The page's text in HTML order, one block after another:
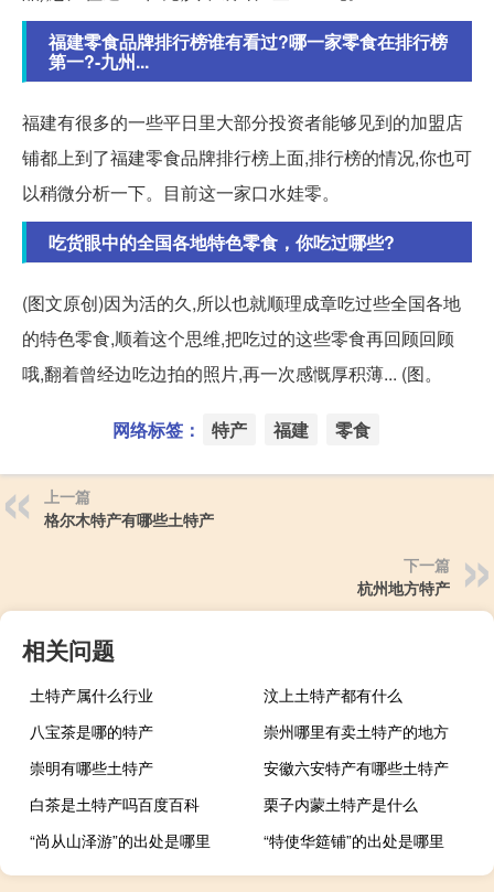
福建零食品牌排行榜谁有看过?哪一家零食在排行榜
第一?-九州...
福建有很多的一些平日里大部分投资者能够见到的加盟店
铺都上到了福建零食品牌排行榜上面,排行榜的情况,你也可
以稍微分析一下。目前这一家口水娃零。
吃货眼中的全国各地特色零食，你吃过哪些?
(图文原创)因为活的久,所以也就顺理成章吃过些全国各地
的特色零食,顺着这个思维,把吃过的这些零食再回顾回顾
哦,翻着曾经边吃边拍的照片,再一次感慨厚积薄... (图。
网络标签： 特产 福建 零食
上一篇
格尔木特产有哪些土特产
下一篇
杭州地方特产
相关问题
土特产属什么行业
汶上土特产都有什么
八宝茶是哪的特产
崇州哪里有卖土特产的地方
崇明有哪些土特产
安徽六安特产有哪些土特产
白茶是土特产吗百度百科
栗子内蒙土特产是什么
“尚从山泽游”的出处是哪里
“特使华筵铺”的出处是哪里